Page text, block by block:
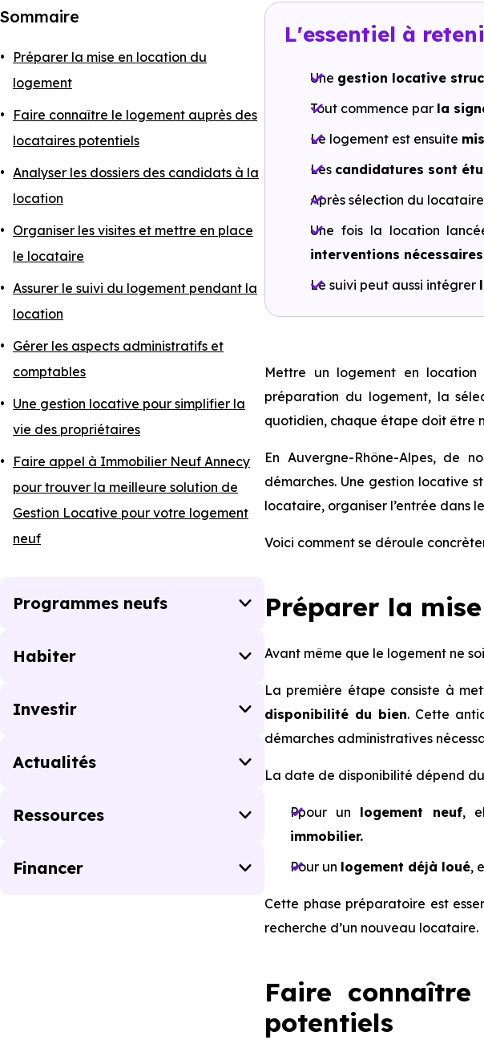
Sommaire
Préparer la mise en location du
logement
Faire connaître le logement auprès des
locataires potentiels
Analyser les dossiers des candidats à la
location
Organiser les visites et mettre en place
le locataire
Assurer le suivi du logement pendant la
location
Gérer les aspects administratifs et
comptables
Une gestion locative pour simplifier la
vie des propriétaires
Faire appel à Immobilier Neuf Annecy
pour trouver la meilleure solution de
Gestion Locative pour votre logement
neuf
Programmes neufs
Habiter
Investir
Actualités
Ressources
Financer
L'essentiel à
Une gestion locative
Tout commence par la
Le logement est ensuite
Les candidatures sont
Après sélection du
Une fois la location
interventions nécessaires
Le suivi peut aussi intégrer
Mettre un logement en
préparation du logement, la
quotidien, chaque étape doit être
En Auvergne-Rhône-Alpes, de
démarches. Une gestion locative
locataire, organiser l’entrée dans
Voici comment se déroule
Préparer la
Avant même que le logement ne
La première étape consiste à
disponibilité du bien. Cette
démarches administratives
La date de disponibilité dépend
Ppour un logement neuf,
immobilier.
Pour un logement déjà loué,
Cette phase préparatoire est
recherche d’un nouveau locataire.
Faire
potentiels